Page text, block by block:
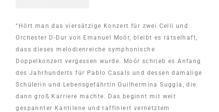
“Hört man das viersätzige Konzert für zwei Celli und
Orchester D-Dur von Emanuel Moór, bleibt es rätselhaft,
dass dieses melodienreiche symphonische
Doppelkonzert vergessen wurde. Moór schrieb es Anfang
des Jahrhunderts für Pablo Casals und dessen damalige
Schülerin und Lebensgefährtin Guilhermina Suggia, die
dann groß Karriere machte. Das beginnt mit weit
gespannter Kantilene und raffiniert vernetztem